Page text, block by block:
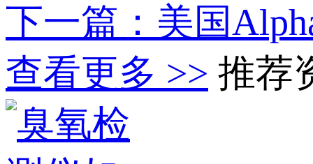
下一篇：美国
查看更多 >> 推荐